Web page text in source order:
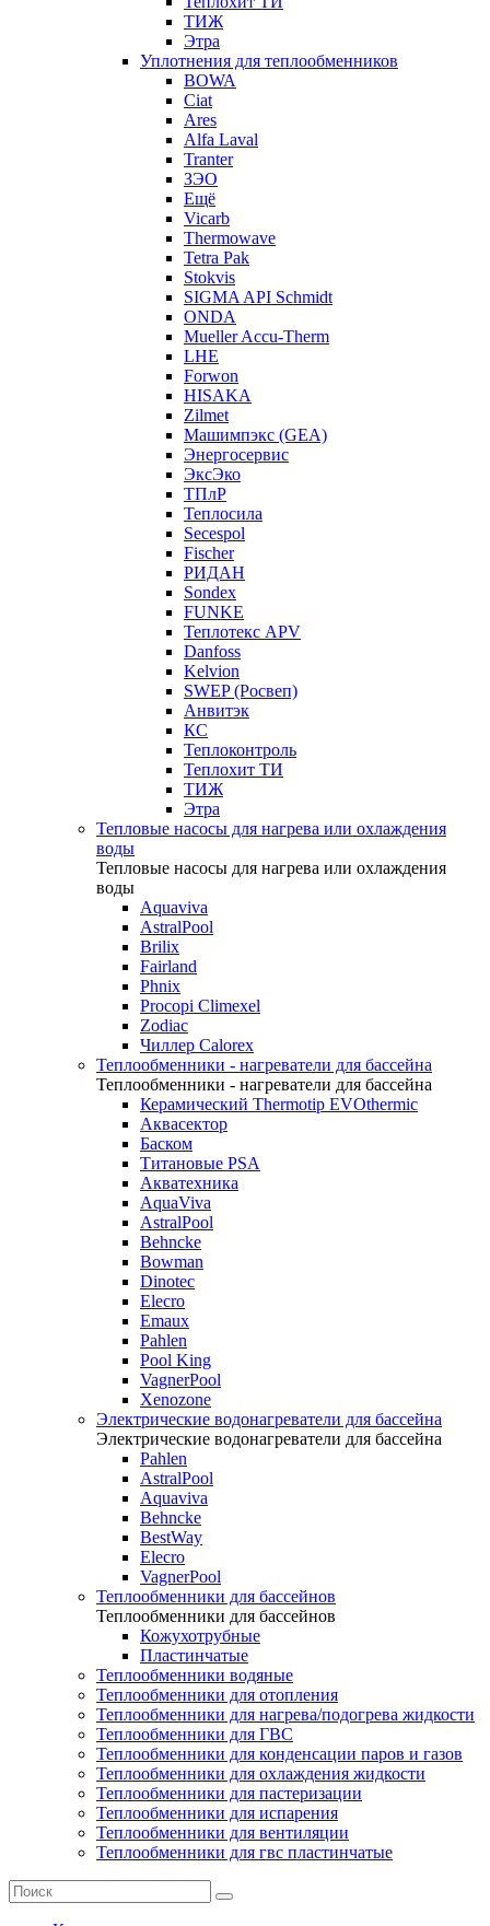
ТИЖ
Этра
Уплотнения для теплообменников
BOWA
Ciat
Ares
Alfa Laval
Tranter
ЗЭО
Ещё
Vicarb
Thermowave
Tetra Pak
Stokvis
SIGMA API Schmidt
ONDA
Mueller Accu-Therm
LHE
Forwon
HISAKA
Zilmet
Машимпэкс (GEA)
Энергосервис
ЭксЭко
ТПлР
Теплосила
Secespol
Fischer
РИДАН
Sondex
FUNKE
Теплотекс APV
Danfoss
Kelvion
SWEP (Росвеп)
Анвитэк
КС
Теплоконтроль
Теплохит ТИ
ТИЖ
Этра
Тепловые насосы для нагрева или охлаждения
воды
Тепловые насосы для нагрева или охлаждения
воды
Aquaviva
AstralPool
Brilix
Fairland
Phnix
Procopi Climexel
Zodiac
Чиллер Calorex
Теплообменники - нагреватели для бассейна
Теплообменники - нагреватели для бассейна
Керамический Thermotip EVOthermic
Аквасектор
Баском
Титановые PSA
Акватехника
AquaViva
AstralPool
Behncke
Bowman
Dinotec
Elecro
Emaux
Pahlen
Pool King
VagnerPool
Xenozone
Электрические водонагреватели для бассейна
Электрические водонагреватели для бассейна
Pahlen
AstralPool
Aquaviva
Behncke
BestWay
Elecro
VagnerPool
Теплообменники для бассейнов
Теплообменники для бассейнов
Кожухотрубные
Пластинчатые
Теплообменники водяные
Теплообменники для отопления
Теплообменники для нагрева/подогрева жидкости
Теплообменники для ГВС
Теплообменники для конденсации паров и газов
Теплообменники для охлаждения жидкости
Теплообменники для пастеризации
Теплообменники для испарения
Теплообменники для вентиляции
Теплообменники для гвс пластинчатые